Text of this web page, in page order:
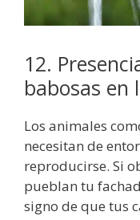
12.
babosas en
Los animales
necesitan de
reproducirse. Si
pueblan tu
signo de que tus